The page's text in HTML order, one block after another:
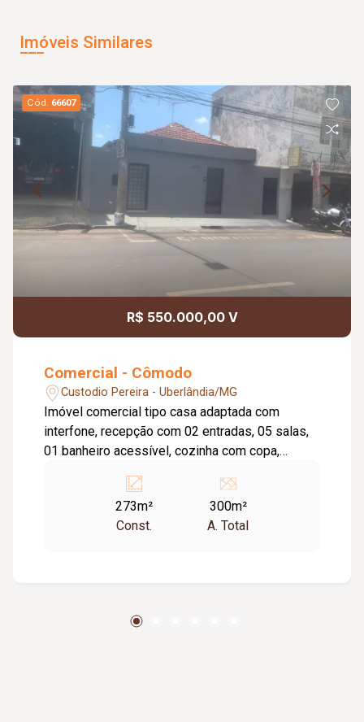
Imóveis Similares
Cód. 66607
R$ 550.000,00 V
Comercial - Cômodo
Custodio Pereira - Uberlândia/MG
Imóvel comercial tipo casa adaptada com
interfone, recepção com 02 entradas, 05 salas,
01 banheiro acessível, cozinha com copa,
serviço e amplo depósito e piso cerâmica.
273m²
Const.
300m²
A. Total